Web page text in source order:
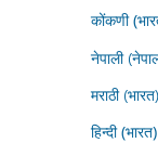
कोंकणी
नेपाली
मराठी (भारत)
हिन्दी (भारत)